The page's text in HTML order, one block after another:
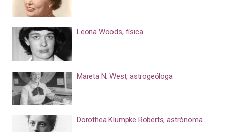
Leona Woods, física
Mareta N. West, astrogeóloga
Dorothea Klumpke Roberts, astrónoma